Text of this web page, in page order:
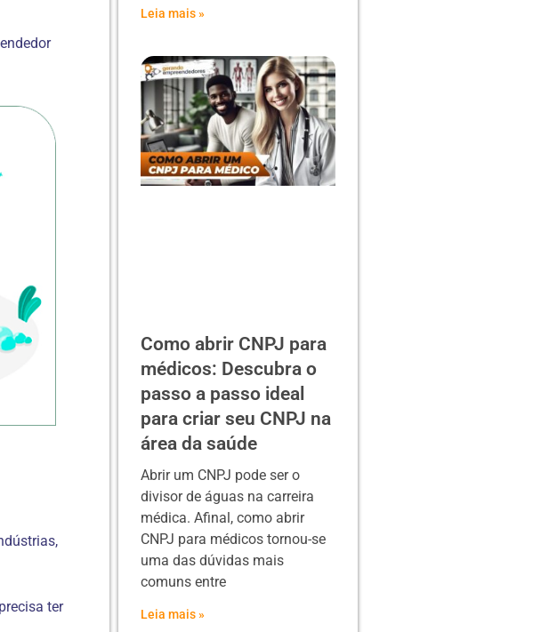
ter
Leia mais »
Como abrir CNPJ para
médicos: Descubra o
passo a passo ideal
para criar seu CNPJ na
área da saúde
Abrir um CNPJ pode ser o
divisor de águas na carreira
médica. Afinal, como abrir
CNPJ para médicos tornou-se
uma das dúvidas mais
comuns entre
Leia mais »